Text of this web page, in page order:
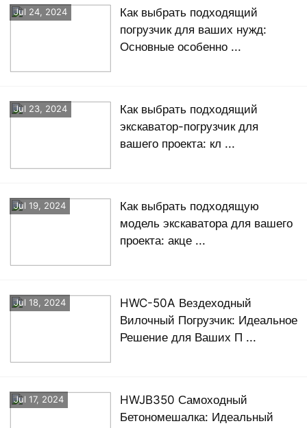
Как выбрать подходящий
погрузчик для ваших нужд:
Основные особенно ...
Jul 24, 2024
Как выбрать подходящий
экскаватор-погрузчик для
вашего проекта: кл ...
Jul 23, 2024
Как выбрать подходящую
модель экскаватора для вашего
проекта: акце ...
Jul 19, 2024
HWC-50A Вездеходный
Вилочный Погрузчик: Идеальное
Решение для Ваших П ...
Jul 18, 2024
HWJB350 Самоходный
Бетономешалка: Идеальный
Jul 17, 2024